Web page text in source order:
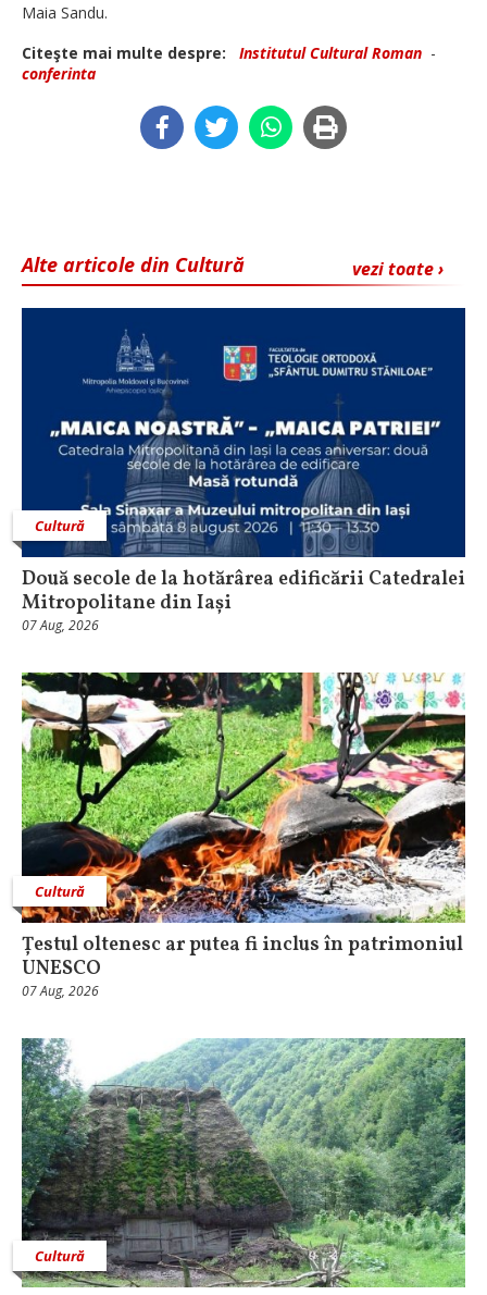
Maia Sandu.
Citeşte mai multe despre:
Institutul Cultural Roman -
conferinta
vezi toate ›
Alte articole din Cultură
Cultură
Două secole de la hotărârea edificării Catedralei
Mitropolitane din Iași
07 Aug, 2026
Cultură
Țestul oltenesc ar putea fi inclus în patrimoniul
UNESCO
07 Aug, 2026
Cultură